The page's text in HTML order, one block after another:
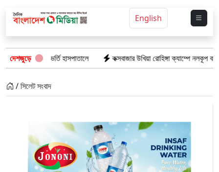
English
দেশজুড়ে
ভর্তি হাসপাতালে কক্সবাজার উখিয়া রোহিঙ্গা ক্যাম্পে নলকূপ বসাতে গিয়ে
/ সিলেট সংবাদ